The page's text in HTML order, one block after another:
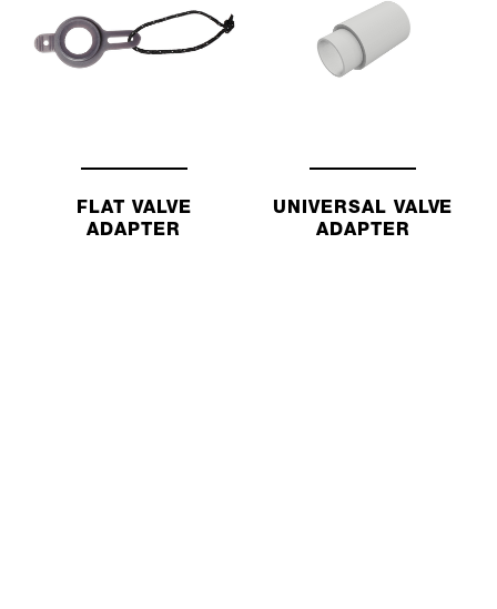
FLAT VALVE
ADAPTER
UNIVERSAL VALVE
ADAPTER